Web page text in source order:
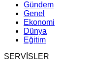
Gündem
Genel
Ekonomi
Dünya
Eğitim
SERVİSLER